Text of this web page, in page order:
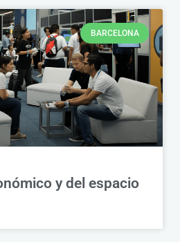
BARCELONA
y del espacio